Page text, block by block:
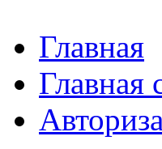
Главная
Главная